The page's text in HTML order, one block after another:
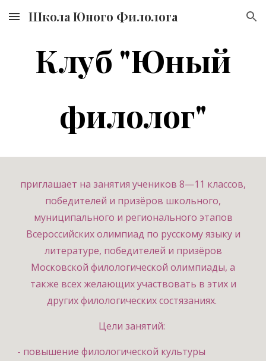
Skip to main content Skip to navigation
Школа Юного Филолога
Клуб "Юный
филолог"
приглашает на занятия учеников 8—11 классов,
победителей и призёров школьного,
муниципального и регионального этапов
Всероссийских олимпиад по русскому языку и
литературе, победителей и призёров
Московской филологической олимпиады, а
также всех желающих участвовать в этих и
других филологических состязаниях.
Цели занятий:
- повышение филологической культуры